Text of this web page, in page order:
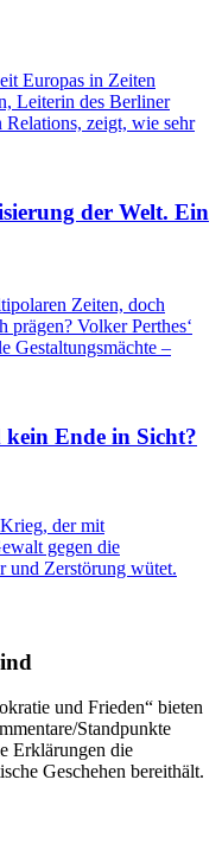
Europas in Zeiten
Leiterin des Berliner
zeigt, wie sehr
der Welt. Ein
Zeiten, doch
prägen? Volker Perthes‘
Gestaltungsmächte –
Ende in Sicht?
der mit
gegen die
und Zerstörung wütet.
und Frieden“ bieten
Standpunkte
Erklärungen die
Geschehen bereithält.